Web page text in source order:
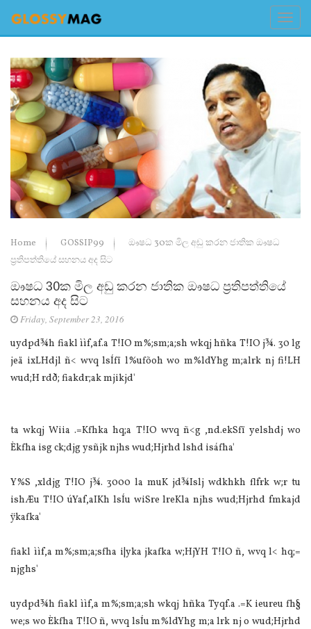
Home GOSSIP99
ඖෂධ 30ක මිල අඩු කරන ජාතික ඖෂධ
ප්‍රතිපත්තියේ සහනය අද සිට
ඖෂධ 30ක මිල අඩු කරන ජාතික ඖෂධ ප්‍රතිපත්තියේ
සහනය අද සිට
Friday, September 23, 2016
uydpd¾h fiakl ììf,af.a T!IO m%;sm;a;sh wkqj hñka T!IO j¾. 30 lg
jeä ixLHdjl ñ< wvq lsÍfï l%ufõoh wo m%ldYhg m;alrk nj fi!LH
wud;H rdð; fiakdr;ak mjikjd'
ta wkqj Wiia .=Kfhka hq;a T!IO wvq ñ<g ,nd.ekSfï yelshdj wo
Èkfha isg ck;djg ysñjk njhs wud;Hjrhd lshd isáfha'
Y%S ,xldjg T!IO j¾. 3000 la muK jd¾Islj wdkhkh flfrk w;r tu
ishÆu T!IO úYaf,aIKh lsÍu wiSre lreKla njhs wud;Hjrhd fmkajd
ÿkafka'
fiakl ììf,a m%;sm;a;sfha i|yka jkafka w;HjYH T!IO ñ, wvq l< hq;=
njghs'
uydpd¾h fiakl ììf,a m%;sm;a;sh wkqj hñka Tyqf.a .=K ieureu fh§
we;s wo Èkfha T!IO ñ, wvq lsÍu m%ldYhg m;a lrk nj o wud;Hjrhd